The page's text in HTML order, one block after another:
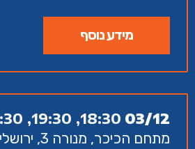
מידע נוסף
03/12
18:30, 19:30, 20:30
מתחם הכיכר, מנורה 3, ירושלים